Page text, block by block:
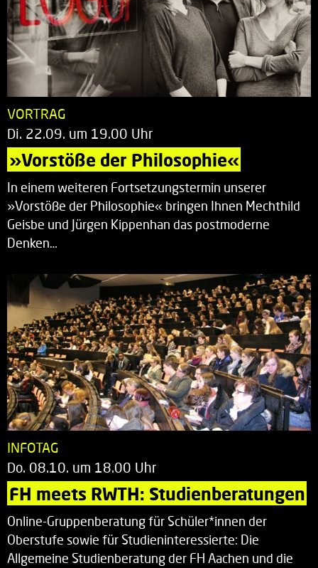
VORTRAG
Di. 22.09. um 19.00 Uhr
»Vorstöße der Philosophie«
In einem weiteren Fortsetzungstermin unserer
»Vorstöße der Philosophie« bringen Ihnen Mechthild
Geisbe und Jürgen Kippenhan das postmoderne
Denken…
INFOTAG
Do. 08.10. um 18.00 Uhr
FH meets RWTH: Studienberatungen
Online-Gruppenberatung für Schüler*innen der
Oberstufe sowie für Studieninteressierte: Die
Allgemeine Studienberatung der FH Aachen und die